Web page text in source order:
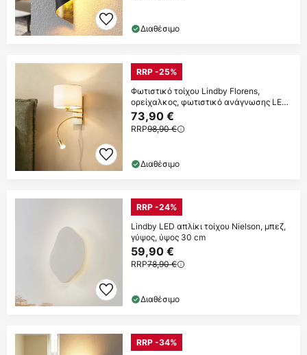
Διαθέσιμο
RRP -25%
Φωτιστικό τοίχου Lindby Florens,
ορείχαλκος, φωτιστικό ανάγνωσης LED,
23,5 cm
73,90 €
RRP98,90 €
Διαθέσιμο
RRP -24%
Lindby LED απλίκι τοίχου Nielson, μπεζ,
γύψος, ύψος 30 cm
59,90 €
RRP78,90 €
Διαθέσιμο
RRP -34%